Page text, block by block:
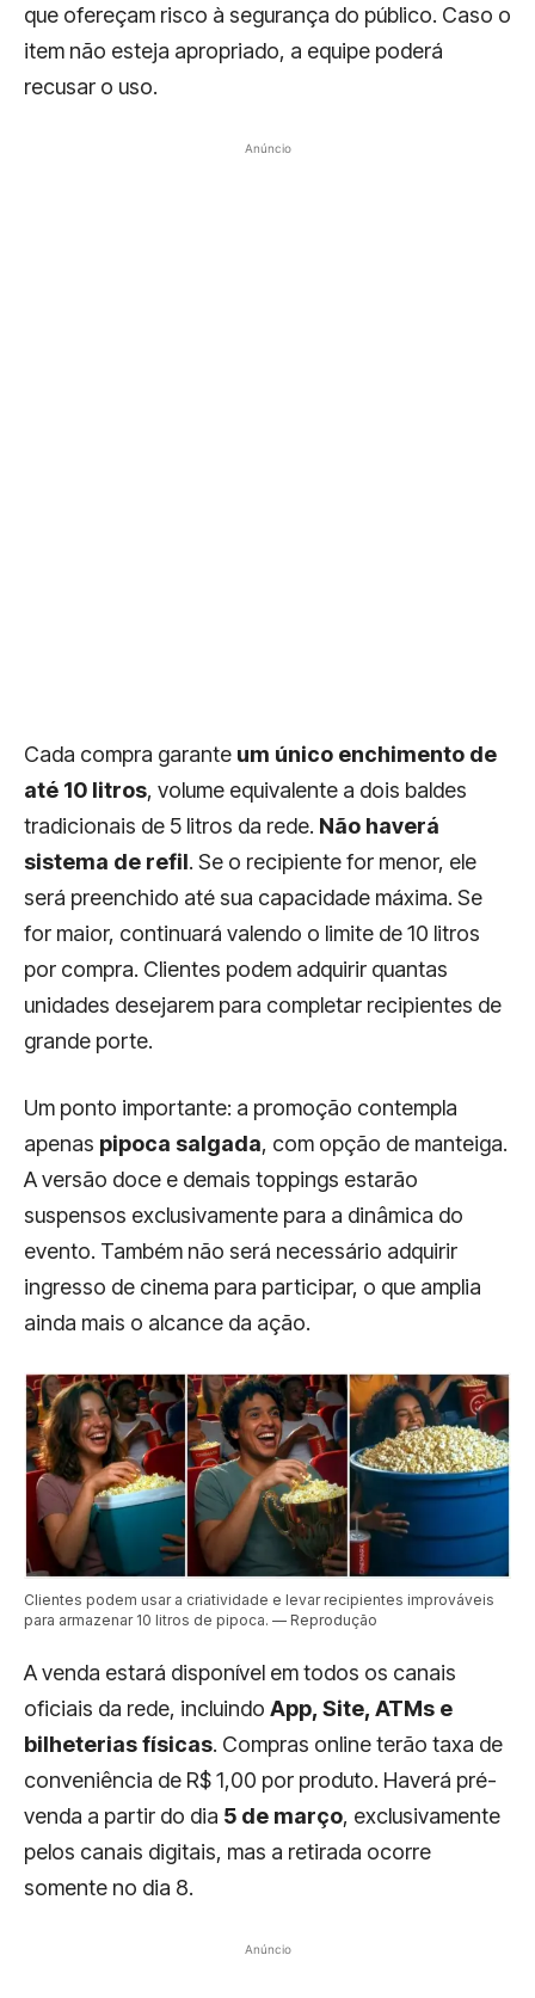
que ofereçam risco à segurança do público. Caso o
item não esteja apropriado, a equipe poderá
recusar o uso.
Anúncio
Cada compra garante um único enchimento de
até 10 litros, volume equivalente a dois baldes
tradicionais de 5 litros da rede. Não haverá
sistema de refil. Se o recipiente for menor, ele
será preenchido até sua capacidade máxima. Se
for maior, continuará valendo o limite de 10 litros
por compra. Clientes podem adquirir quantas
unidades desejarem para completar recipientes de
grande porte.
Um ponto importante: a promoção contempla
apenas pipoca salgada, com opção de manteiga.
A versão doce e demais toppings estarão
suspensos exclusivamente para a dinâmica do
evento. Também não será necessário adquirir
ingresso de cinema para participar, o que amplia
ainda mais o alcance da ação.
Clientes podem usar a criatividade e levar recipientes improváveis
para armazenar 10 litros de pipoca. — Reprodução
A venda estará disponível em todos os canais
oficiais da rede, incluindo App, Site, ATMs e
bilheterias físicas. Compras online terão taxa de
conveniência de R$ 1,00 por produto. Haverá pré-
venda a partir do dia 5 de março, exclusivamente
pelos canais digitais, mas a retirada ocorre
somente no dia 8.
Anúncio